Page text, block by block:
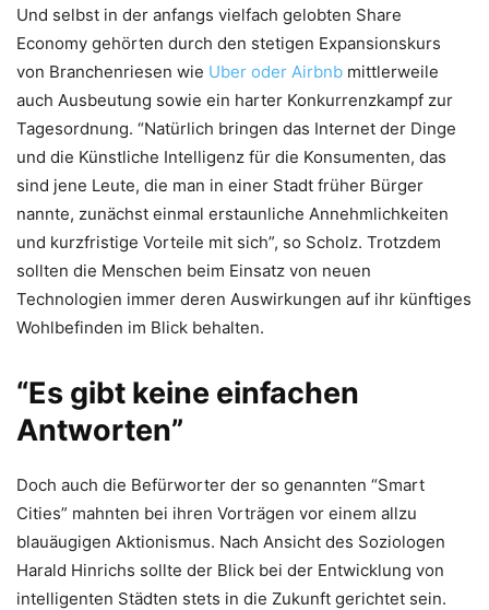
Und selbst in der anfangs vielfach gelobten Share
Economy gehörten durch den stetigen Expansionskurs
von Branchenriesen wie Uber oder Airbnb mittlerweile
auch Ausbeutung sowie ein harter Konkurrenzkampf zur
Tagesordnung. “Natürlich bringen das Internet der Dinge
und die Künstliche Intelligenz für die Konsumenten, das
sind jene Leute, die man in einer Stadt früher Bürger
nannte, zunächst einmal erstaunliche Annehmlichkeiten
und kurzfristige Vorteile mit sich”, so Scholz. Trotzdem
sollten die Menschen beim Einsatz von neuen
Technologien immer deren Auswirkungen auf ihr künftiges
Wohlbefinden im Blick behalten.
“Es gibt keine einfachen
Antworten”
Doch auch die Befürworter der so genannten “Smart
Cities” mahnten bei ihren Vorträgen vor einem allzu
blauäugigen Aktionismus. Nach Ansicht des Soziologen
Harald Hinrichs sollte der Blick bei der Entwicklung von
intelligenten Städten stets in die Zukunft gerichtet sein.